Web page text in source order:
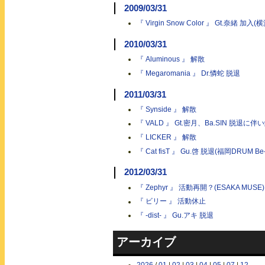
2009/03/31
『 Virgin Snow Color 』 Gt.奈緒 加入(
2010/03/31
『 Aluminous 』 解散
『 Megaromania 』 Dr.憐蛇 脱退
2011/03/31
『 Synside 』 解散
『 VALD 』 Gt.密月、Ba.SIN 脱退に伴
『 LICKER 』 解散
『 Cat fisT 』 Gu.啓 脱退(福岡DRUM
2012/03/31
『 Zephyr 』 活動再開？(ESAKA MUSE)
『 ビリー 』 活動休止
『 -dist- 』 Gu.アキ 脱退
アーカイブ